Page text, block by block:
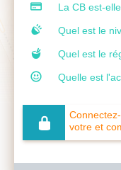
La CB est-
Quel est le
Quel est le
Quelle est
votre et